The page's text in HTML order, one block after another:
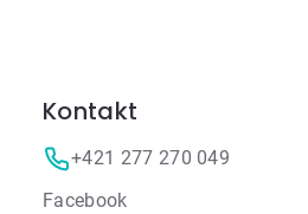
Kontakt
+421 277 270 049
Facebook